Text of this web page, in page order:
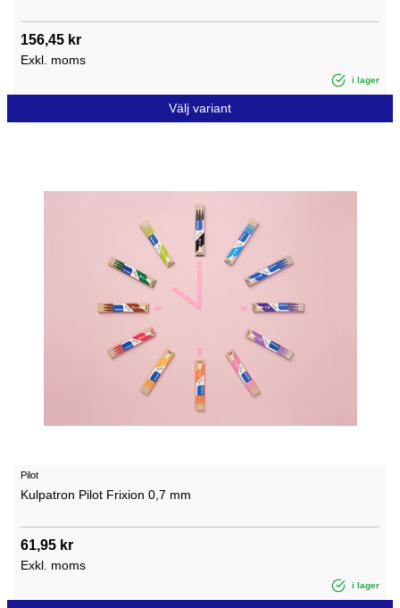
156,45 kr
Exkl. moms
i lager
Välj variant
Pilot
Kulpatron Pilot Frixion 0,7 mm
61,95 kr
Exkl. moms
i lager